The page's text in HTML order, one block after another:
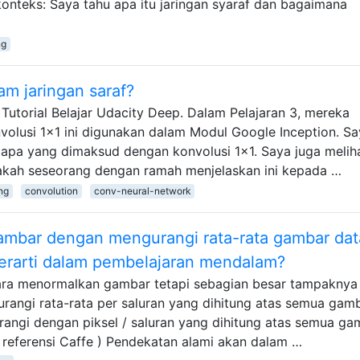
Saya tahu apa itu jaringan syaraf dan bagaimana
jaringan saraf?
Belajar Udacity Deep. Dalam Pelajaran 3, mereka
1x1 ini digunakan dalam Modul Google Inception.
yang dimaksud dengan konvolusi 1x1. Saya juga
seseorang dengan ramah menjelaskan ini kepada …
convolution conv-neural-network
dengan mengurangi rata-rata gambar
dalam pembelajaran mendalam?
menormalkan gambar tetapi sebagian besar tampaknya
rata-rata per saluran yang dihitung atas semua
dengan piksel / saluran yang dihitung atas semua
Caffe ) Pendekatan alami akan dalam …